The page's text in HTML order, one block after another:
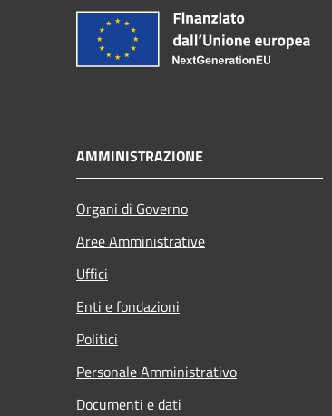
AMMINISTRAZIONE
Organi di Governo
Aree Amministrative
Uffici
Enti e fondazioni
Politici
Personale Amministrativo
Documenti e dati